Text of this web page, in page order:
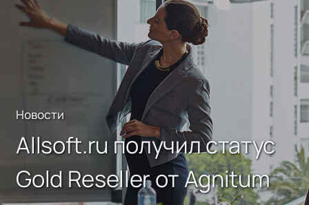
Новости
Allsoft.ru получил статус
Gold Reseller от Agnitum